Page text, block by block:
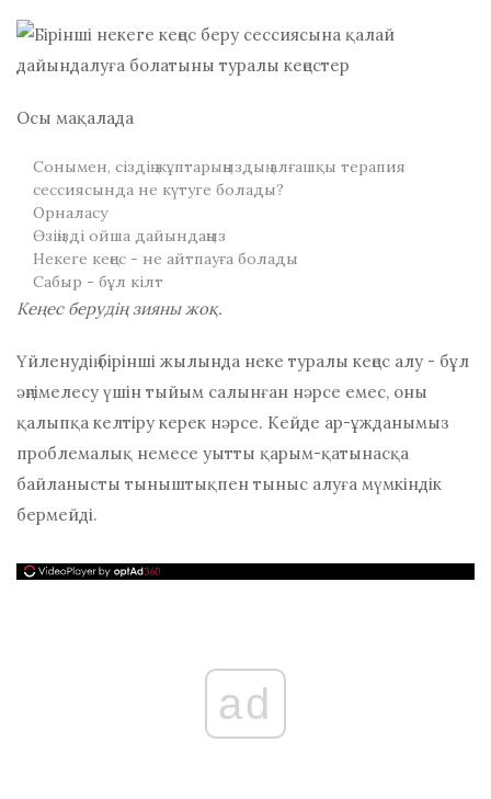
Осы мақалада
Сонымен, сіздің жұптарыңыздың алғашқы терапия
сессиясында не күтуге болады?
Орналасу
Өзіңізді ойша дайындаңыз
Некеге кеңес - не айтпауға болады
Сабыр - бұл кілт
Кеңес берудің зияны жоқ.
Үйленудің бірінші жылында неке туралы кеңес алу - бұл
әңгімелесу үшін тыйым салынған нәрсе емес, оны
қалыпқа келтіру керек нәрсе. Кейде ар-ұжданымыз
проблемалық немесе уытты қарым-қатынасқа
байланысты тыныштықпен тыныс алуға мүмкіндік
бермейді.
ad